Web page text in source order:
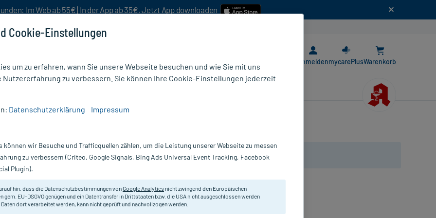
Im Web ab 55€ | In der App ab 35€. Jetzt App downloaden
AnmeldenmycarePlusWarenkorb
Nur für kurze Zeit:Gratis-Versand* ab 19€ Mindestbestellwert!
Zinkpräparat zur Behandlung von Zinkmangelzuständen.
Darreichung:
Tabletten
Cookie-Einstellungen
um zu erfahren, wann Sie unsere Webseite besuchen und wie Sie mit uns
Nutzererfahrung zu verbessern. Sie können Ihre Cookie-Einstellungen jederzeit
Datenschutzerklärung Impressum
können wir Besuche und Trafficquellen zählen, um die Leistung unserer Webseite zu messen
zu verbessern (Criteo, Google Signals, Bing Ads Universal Event Tracking, Facebook
Plugin).
hin, dass die Datenschutzbestimmungen vonGoogle Analytics nicht zwingend den Europäischen
gem. EU-DSGVO genügen und ein Datentransfer in Drittstaaten bzw. die USA nicht ausgeschlossen werden
Daten dort verarbeitet werden, kann nicht geprüft und nachvollzogen werden.